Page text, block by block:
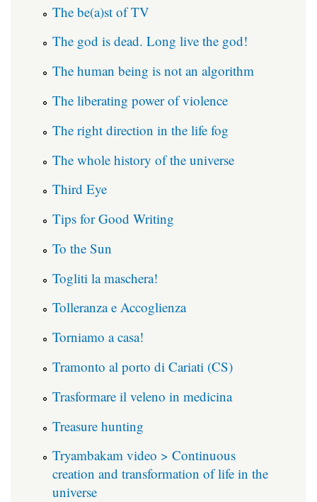
The be(a)st of TV
The god is dead. Long live the god!
The human being is not an algorithm
The liberating power of violence
The right direction in the life fog
The whole history of the universe
Third Eye
Tips for Good Writing
To the Sun
Togliti la maschera!
Tolleranza e Accoglienza
Torniamo a casa!
Tramonto al porto di Cariati (CS)
Trasformare il veleno in medicina
Treasure hunting
Tryambakam video > Continuous
creation and transformation of life in the
universe